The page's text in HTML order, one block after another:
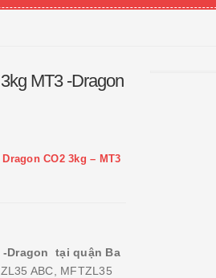
MT3 -Dragon
CO2 3kg – MT3
-Dragon tại quận Ba
ABC, MFTZL35